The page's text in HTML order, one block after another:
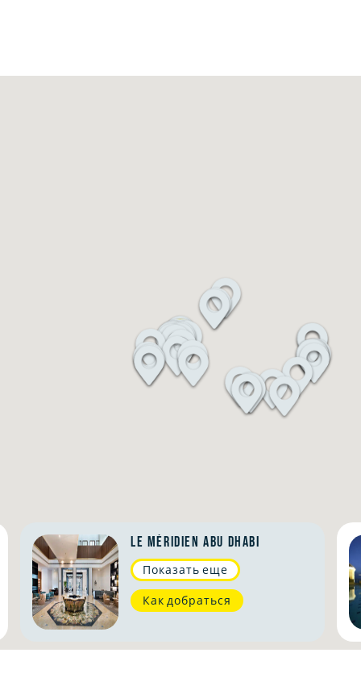
LE MÉRIDIEN ABU DHABI
Показать еще
Как добраться